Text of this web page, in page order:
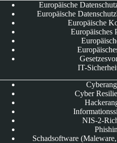
Europäische
Europäische
Europäische
Europäisches
IT-
Cyber
NIS-2-
Schadsoftware